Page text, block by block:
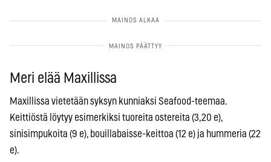
Meri elää Maxillissa
Maxillissa vietetään syksyn kunniaksi Seafood-teemaa.
Keittiöstä löytyy esimerkiksi tuoreita ostereita (3,20 e),
sinisimpukoita (9 e), bouillabaisse-keittoa (12 e) ja hummeria (22
e).